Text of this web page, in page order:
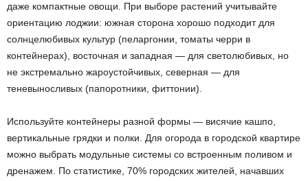
даже компактные овощи. При выборе растений учитывайте
ориентацию лоджии: южная сторона хорошо подходит для
солнцелюбивых культур (пеларгонии, томаты черри в
контейнерах), восточная и западная — для светолюбивых, но
не экстремально жароустойчивых, северная — для
теневыносливых (папоротники, фиттонии).
Используйте контейнеры разной формы — висячие кашпо,
вертикальные грядки и полки. Для огорода в городской квартире
можно выбрать модульные системы со встроенным поливом и
дренажем. По статистике, 70% городских жителей, начавших